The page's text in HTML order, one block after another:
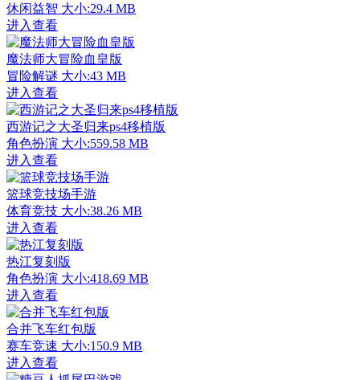
休闲益智 大小:29.4 MB
进入查看
魔法师大冒险血皇版
冒险解谜 大小:43 MB
进入查看
西游记之大圣归来ps4移植版
角色扮演 大小:559.58 MB
进入查看
篮球竞技场手游
体育竞技 大小:38.26 MB
进入查看
热江复刻版
角色扮演 大小:418.69 MB
进入查看
合并飞车红包版
赛车竞速 大小:150.9 MB
进入查看